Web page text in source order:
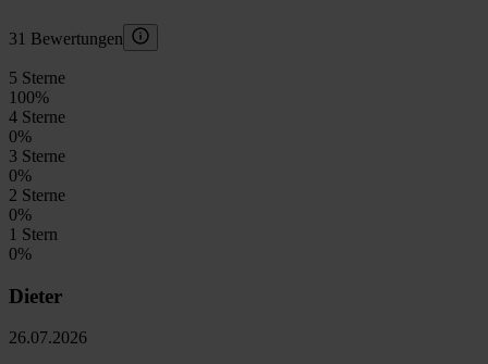
31 Bewertungen
5 Sterne
100%
4 Sterne
0%
3 Sterne
0%
2 Sterne
0%
1 Stern
0%
Dieter
26.07.2026